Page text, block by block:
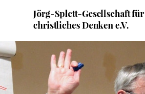
Jörg-Splett-Gesellschaft für
christliches Denken e.V.